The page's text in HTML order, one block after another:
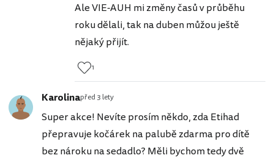
Ale VIE-AUH mi změny časů v průběhu
roku dělali, tak na duben můžou ještě
nějaký přijít.
1
Karolinapřed 3 lety
Super akce! Nevíte prosím někdo, zda Etihad
přepravuje kočárek na palubě zdarma pro dítě
bez nároku na sedadlo? Měli bychom tedy dvě